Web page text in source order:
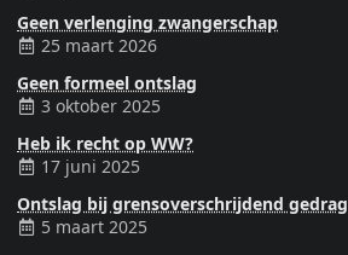
Geen verlenging zwangerschap
25 maart 2026
Geen formeel ontslag
3 oktober 2025
Heb ik recht op WW?
17 juni 2025
Ontslag bij grensoverschrijdend gedrag
5 maart 2025